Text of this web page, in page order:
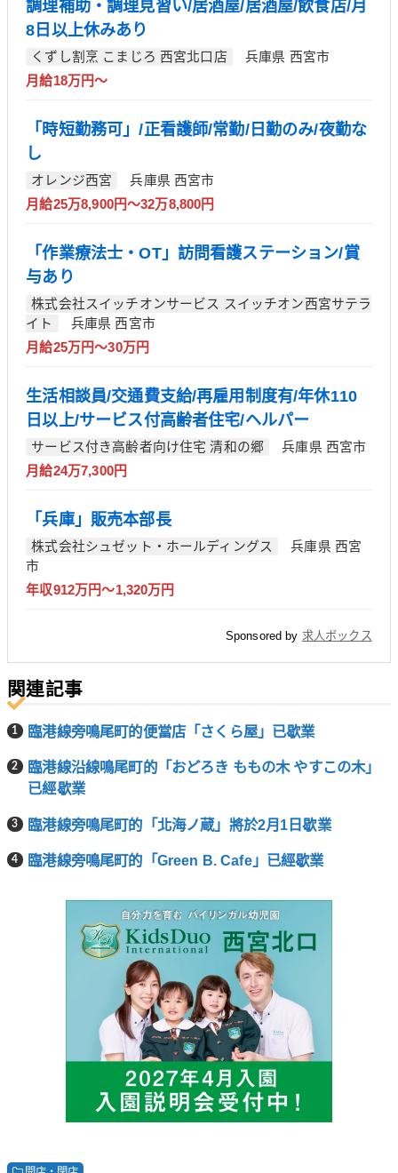
調理補助・調理見習い/居酒屋/居酒屋/飲食店/月
8日以上休みあり
くずし割烹 こまじろ 西宮北口店
兵庫県 西宮市
月給18万円～
「時短勤務可」/正看護師/常勤/日勤のみ/夜勤な
し
オレンジ西宮
兵庫県 西宮市
月給25万8,900円～32万8,800円
「作業療法士・OT」訪問看護ステーション/賞
与あり
株式会社スイッチオンサービス スイッチオン西宮サテラ
イト
兵庫県 西宮市
月給25万円～30万円
生活相談員/交通費支給/再雇用制度有/年休110
日以上/サービス付高齢者住宅/ヘルパー
サービス付き高齢者向け住宅 清和の郷
兵庫県 西宮市
月給24万7,300円
「兵庫」販売本部長
株式会社シュゼット・ホールディングス
兵庫県 西宮
市
年収912万円～1,320万円
Sponsored by 求人ボックス
関連記事
臨港線旁鳴尾町的便當店「さくら屋」已歇業
臨港線沿線鳴尾町的「おどろき ももの木 やすこの木」
已經歇業
臨港線旁鳴尾町的「北海ノ蔵」將於2月1日歇業
臨港線旁鳴尾町的「Green B. Cafe」已經歇業